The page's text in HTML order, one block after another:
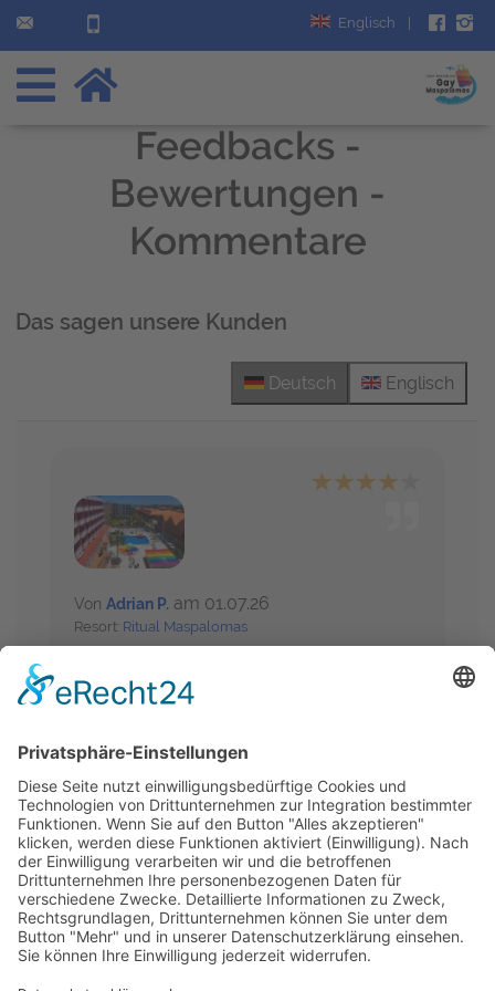
Englisch
Feedbacks -
Bewertungen -
Kommentare
Das sagen unsere Kunden
Deutsch Englisch
Von Adrian P. am 01.07.26
Resort: Ritual Maspalomas
mit großem Balkon und Blick auf Pool und Meer
funktionierende Klimaanlage. Ein Stern Abzug:
Liegebereich abmontiert, und schon mehrfach
erlebt dass der Zimmerkühlschrank nicht richtig
kühlt. Ausserdem wäre ein
Wasser/Kaffeekocher schön auf dem Zimmer.